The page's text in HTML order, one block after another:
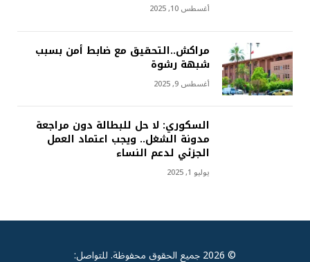
أغسطس 10, 2025
مراكش..التحقيق مع ضابط أمن بسبب
شبهة رشوة
أغسطس 9, 2025
السكوري: لا حل للبطالة دون مراجعة
مدونة الشغل.. ويجب اعتماد العمل
الجزئي لدعم النساء
يوليو 1, 2025
© 2026 جميع الحقوق محفوظة. للتواصل: